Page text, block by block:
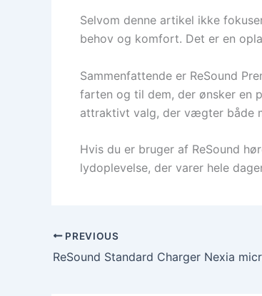
Selvom denne artikel ikke
behov og komfort. Det er en
Sammenfattende er ReSound
farten og til dem, der ønsker en
attraktivt valg, der vægter både
Hvis du er bruger af ReSound
lydoplevelse, der varer hele
PREVIOUS